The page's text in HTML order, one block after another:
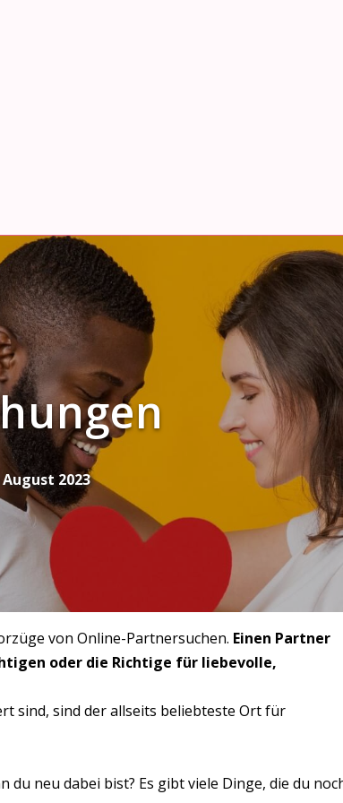
August 2023
von Online-Partnersuchen. Einen Partner
oder die Richtige für liebevolle,
sind, sind der allseits beliebteste Ort für
neu dabei bist? Es gibt viele Dinge, die du